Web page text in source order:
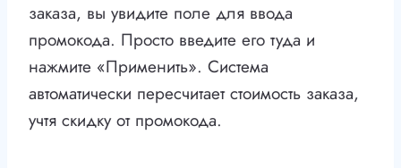
заказа, вы увидите поле для ввода
промокода. Просто введите его туда и
нажмите «Применить». Система
автоматически пересчитает стоимость заказа,
учтя скидку от промокода.